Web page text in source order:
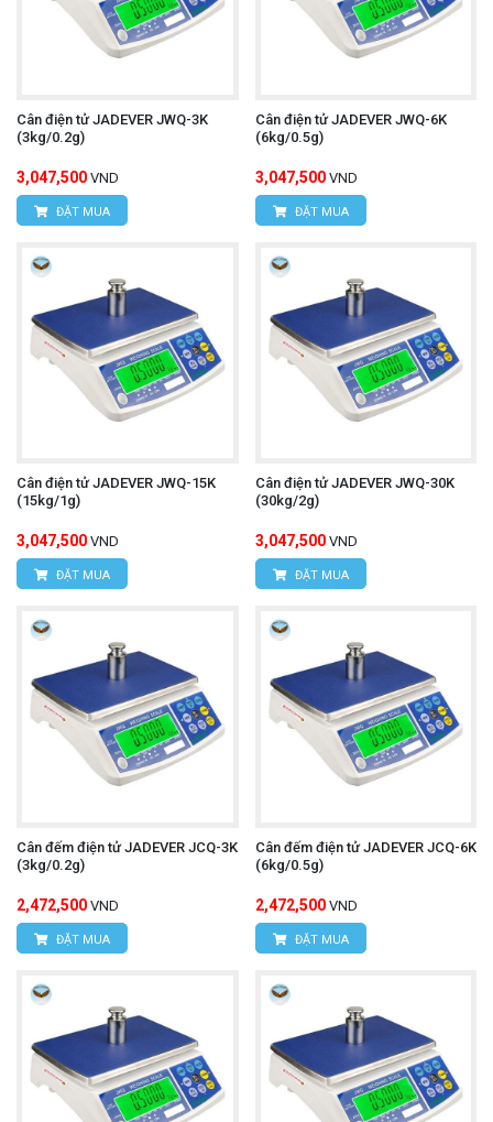
Cân điện tử JADEVER JWQ-3K
(3kg/0.2g)
3,047,500 VND
ĐẶT MUA
Cân điện tử JADEVER JWQ-6K
(6kg/0.5g)
3,047,500 VND
ĐẶT MUA
Cân điện tử JADEVER JWQ-15K
(15kg/1g)
3,047,500 VND
ĐẶT MUA
Cân điện tử JADEVER JWQ-30K
(30kg/2g)
3,047,500 VND
ĐẶT MUA
Cân đếm điện tử JADEVER JCQ-3K
(3kg/0.2g)
2,472,500 VND
ĐẶT MUA
Cân đếm điện tử JADEVER JCQ-6K
(6kg/0.5g)
2,472,500 VND
ĐẶT MUA